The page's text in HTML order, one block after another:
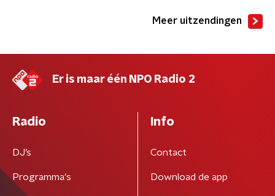
Meer uitzendingen
Er is maar één NPO Radio 2
Radio
DJ’s
Programma's
Info
Contact
Download de app